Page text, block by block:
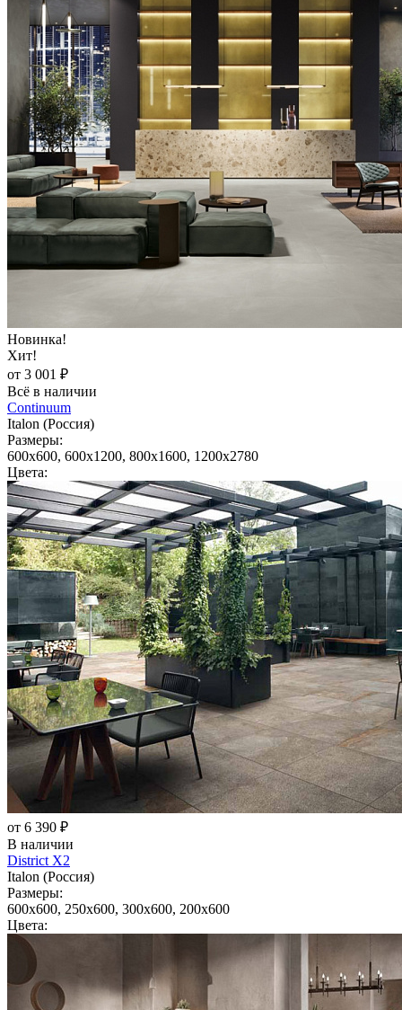
Новинка!
Хит!
от 3 001 ₽
Всё в наличии
Continuum
Italon (Россия)
Размеры:
600x600, 600x1200, 800x1600, 1200x2780
Цвета:
от 6 390 ₽
В наличии
District X2
Italon (Россия)
Размеры:
600x600, 250x600, 300x600, 200x600
Цвета: